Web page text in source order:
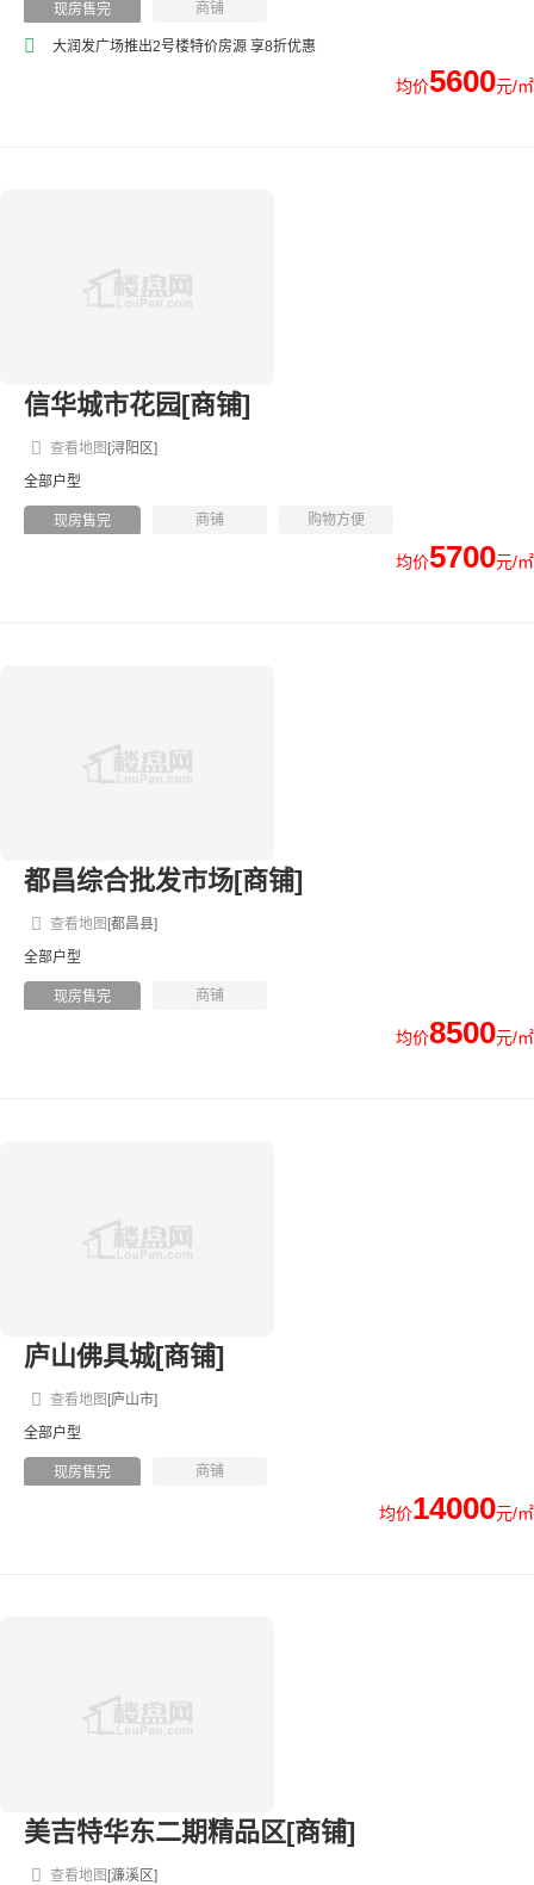
现房售完 商铺
大润发广场推出2号楼特价房源 享8折优惠
均价5600元/㎡
信华城市花园[商铺]
[浔阳区]
查看地图
全部户型
现房售完 商铺 购物方便
均价5700元/㎡
都昌综合批发市场[商铺]
[都昌县]
查看地图
全部户型
现房售完 商铺
均价8500元/㎡
庐山佛具城[商铺]
[庐山市]
查看地图
全部户型
现房售完 商铺
均价14000元/㎡
美吉特华东二期精品区[商铺]
[濂溪区]
查看地图